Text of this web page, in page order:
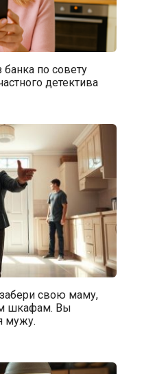
по совету
детектива
свою маму,
шкафам. Вы
мужу.